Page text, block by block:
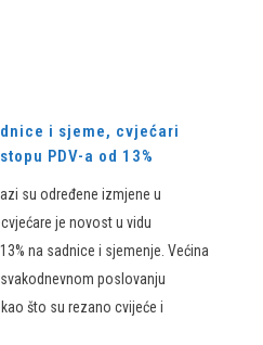
i sjeme, cvjećari
PDV-a od 13%
su određene izmjene u
je novost u vidu
na sadnice i sjemenje. Većina
poslovanju
što su rezano cvijeće i